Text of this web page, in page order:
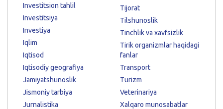
Investitsion tahlil
Investitsiya
Investiya
Iqlim
Iqtisod
Iqtisodiy geografiya
Jamiyatshunoslik
Jismoniy tarbiya
Jurnalistika
Tijorat
Tilshunoslik
Tinchlik va xavfsizlik
Tirik organizmlar haqidagi
fanlar
Transport
Turizm
Veterinariya
Xalqaro munosabatlar